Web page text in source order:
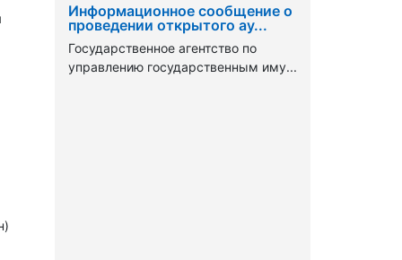
Информационное сообщение о
проведении открытого ау...
Государственное агентство по
управлению государственным иму...